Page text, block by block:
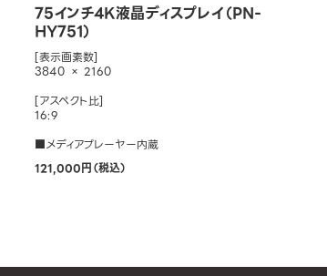
75インチ4K液晶ディスプレイ（PN-
HY751）
[表示画素数]
3840 × 2160
[アスペクト比]
16:9
■メディアプレーヤー内蔵
121,000円（税込）